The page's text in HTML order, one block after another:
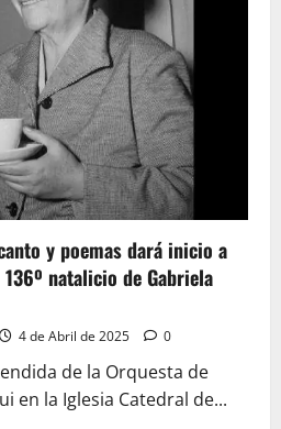
y poemas dará inicio a
natalicio de Gabriela
4 de Abril de 2025 0
de la Orquesta de
en la Iglesia Catedral de...